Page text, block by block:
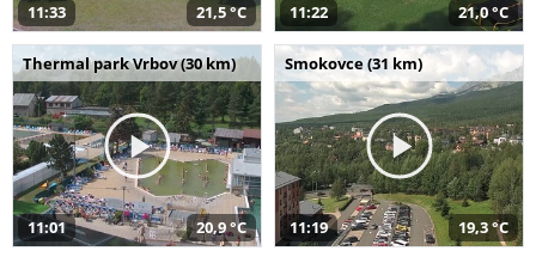
11:33 21,5 °C 11:22 21,0 °C
Thermal park Vrbov (30 km)
11:01 20,9 °C
Smokovce (31 km)
11:19 19,3 °C